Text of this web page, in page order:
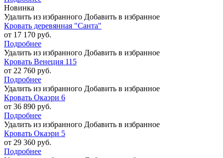
Новинка
Удалить из избранного Добавить в избранное
Кровать деревянная "Санта"
от 17 170 руб.
Подробнее
Удалить из избранного Добавить в избранное
Кровать Венеция 115
от 22 760 руб.
Подробнее
Удалить из избранного Добавить в избранное
Кровать Окаэри 6
от 36 890 руб.
Подробнее
Удалить из избранного Добавить в избранное
Кровать Окаэри 5
от 29 360 руб.
Подробнее